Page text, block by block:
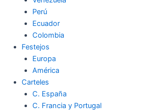
Perú
Ecuador
Colombia
Festejos
Europa
América
Carteles
C. España
C. Francia y Portugal